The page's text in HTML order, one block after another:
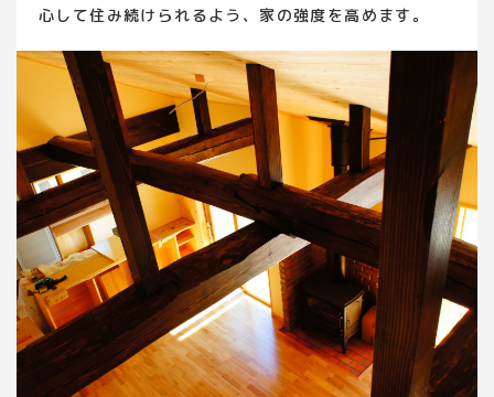
心して住み続けられるよう、家の強度を高めます。